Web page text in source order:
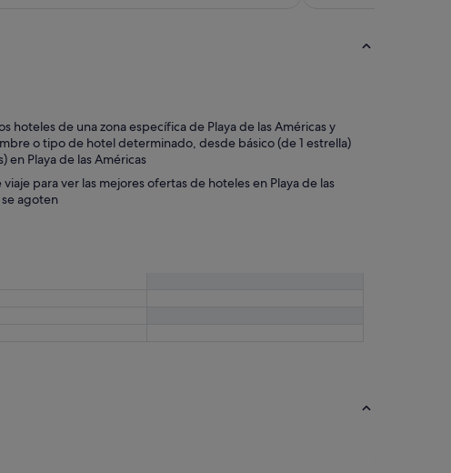
hoteles de una zona específica de Playa de las Américas y
o tipo de hotel determinado, desde básico (de 1 estrella)
en Playa de las Américas
para ver las mejores ofertas de hoteles en Playa de las
agoten